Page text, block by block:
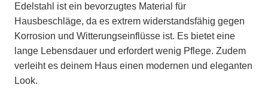
Edelstahl ist ein bevorzugtes Material für
Hausbeschläge, da es extrem widerstandsfähig gegen
Korrosion und Witterungseinflüsse ist. Es bietet eine
lange Lebensdauer und erfordert wenig Pflege. Zudem
verleiht es deinem Haus einen modernen und eleganten
Look.